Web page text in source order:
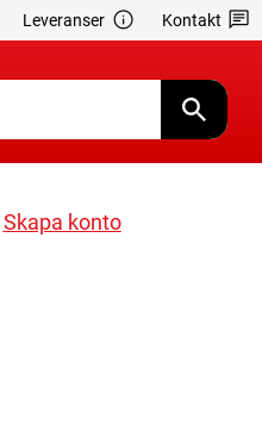
Leveranser Kontakt
Skapa konto